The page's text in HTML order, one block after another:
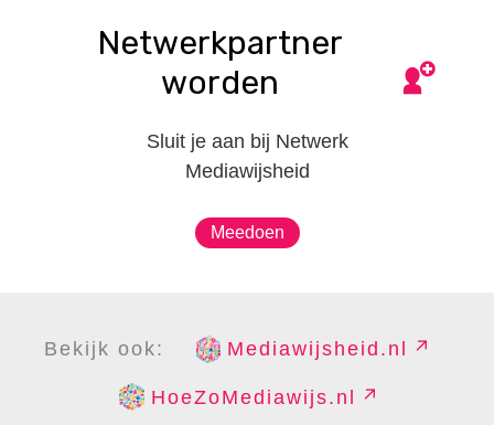
Netwerkpartner
worden
Sluit je aan bij Netwerk
Mediawijsheid
Meedoen
Bekijk ook: Mediawijsheid.nl
HoeZoMediawijs.nl